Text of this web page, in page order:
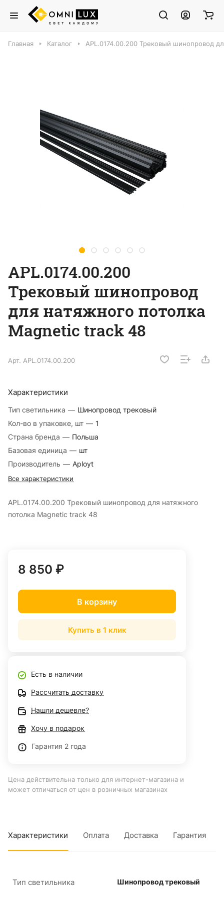
Главная Каталог APL.0174.00.200 Трековый шинопровод
APL.0174.00.200
Трековый шинопровод
для натяжного потолка
Magnetic track 48
Арт. APL.0174.00.200
Характеристики
Тип светильника — Шинопровод трековый
Кол-во в упаковке, шт — 1
Страна бренда — Польша
Базовая единица — шт
Производитель — Aployt
Все характеристики
APL.0174.00.200 Трековый шинопровод для натяжного
потолка Magnetic track 48
8 850 ₽
В корзину
Купить в 1 клик
Есть в наличии
Рассчитать доставку
Нашли дешевле?
Хочу в подарок
Гарантия 2 года
Цена действительна только для интернет-магазина и
может отличаться от цен в розничных магазинах
Характеристики Оплата Доставка Гарантия
Тип светильника Шинопровод трековый